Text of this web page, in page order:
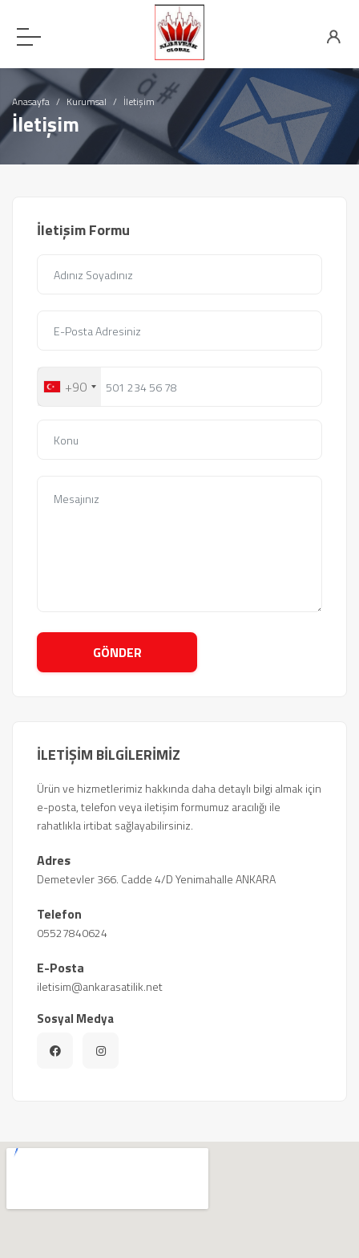
Anasayfa Kurumsal İletişim
İletişim
İletişim Formu
+90
GÖNDER
İLETİŞİM BİLGİLERİMİZ
Ürün ve hizmetlerimiz hakkında daha detaylı bilgi almak için
e-posta, telefon veya iletişim formumuz aracılığı ile
rahatlıkla irtibat sağlayabilirsiniz.
Adres
Demetevler 366. Cadde 4/D Yenimahalle ANKARA
Telefon
05527840624
E-Posta
iletisim@ankarasatilik.net
Sosyal Medya